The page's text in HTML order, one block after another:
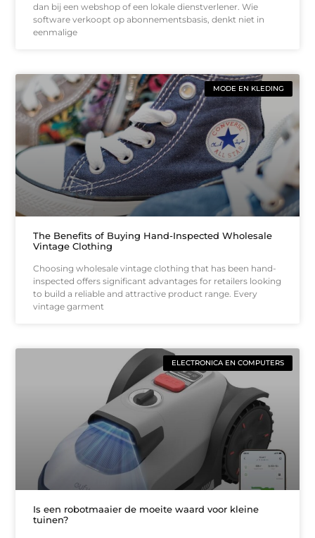
dan bij een webshop of een lokale dienstverlener. Wie
software verkoopt op abonnementsbasis, denkt niet in
eenmalige
MODE EN KLEDING
The Benefits of Buying Hand-Inspected Wholesale
Vintage Clothing
Choosing wholesale vintage clothing that has been hand-
inspected offers significant advantages for retailers looking
to build a reliable and attractive product range. Every
vintage garment
ELECTRONICA EN COMPUTERS
Is een robotmaaier de moeite waard voor kleine
tuinen?